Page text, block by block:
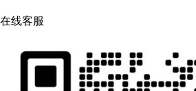
在线客服